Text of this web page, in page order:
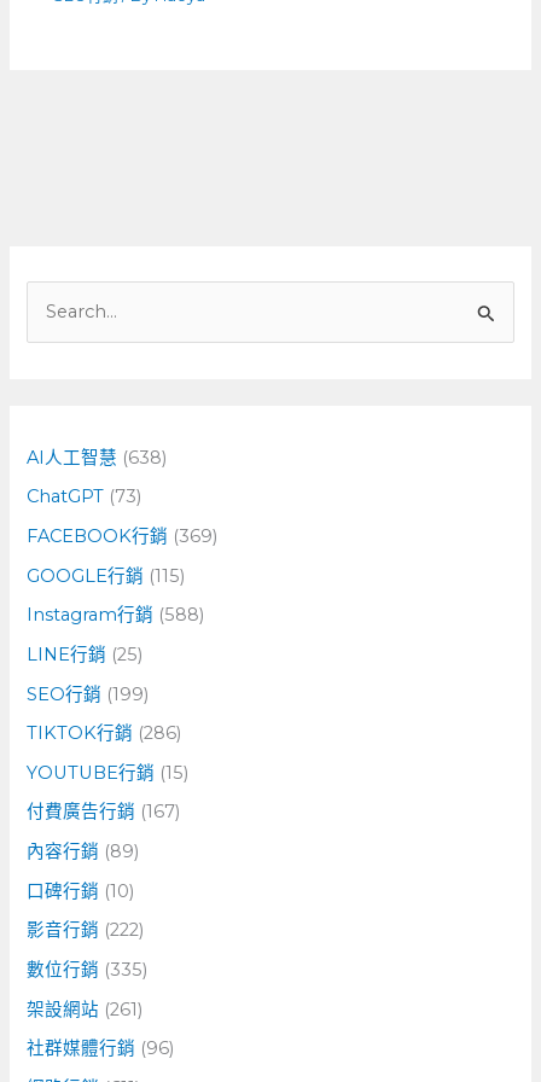
字
:
AI人工智慧 (638)
ChatGPT (73)
FACEBOOK行銷 (369)
GOOGLE行銷 (115)
Instagram行銷 (588)
LINE行銷 (25)
SEO行銷 (199)
TIKTOK行銷 (286)
YOUTUBE行銷 (15)
付費廣告行銷 (167)
內容行銷 (89)
口碑行銷 (10)
影音行銷 (222)
數位行銷 (335)
架設網站 (261)
社群媒體行銷 (96)